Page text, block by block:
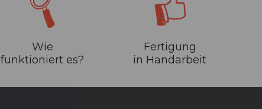
Wie
funktioniert es?
Fertigung
in Handarbeit